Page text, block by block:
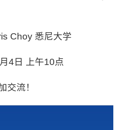
Choy 悉尼大学
4日 上午10点
交流！